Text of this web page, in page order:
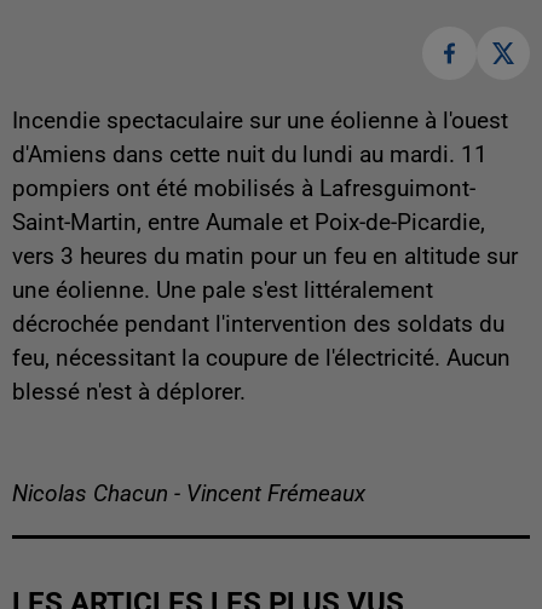
Incendie spectaculaire sur une éolienne à l'ouest
d'Amiens dans cette nuit du lundi au mardi. 11
pompiers ont été mobilisés à Lafresguimont-
Saint-Martin, entre Aumale et Poix-de-Picardie,
vers 3 heures du matin pour un feu en altitude sur
une éolienne. Une pale s'est littéralement
décrochée pendant l'intervention des soldats du
feu, nécessitant la coupure de l'électricité. Aucun
blessé n'est à déplorer.
Nicolas Chacun - Vincent Frémeaux